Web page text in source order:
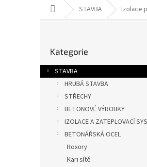
Domů STAVBA Izolace
r
a
kategorie
Kategorie
STAVBA
HRUBÁ STAVBA
STŘECHY
BETONOVÉ VÝROBKY
IZOLACE A ZATEPLOVACÍ
BETONÁŘSKÁ OCEL
Roxory
Kari sítě